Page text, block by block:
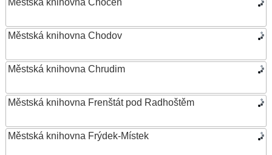
Městská knihovna Choceň
Městská knihovna Chodov
Městská knihovna Chrudim
Městská knihovna Frenštát pod Radhoštěm
Městská knihovna Frýdek-Místek